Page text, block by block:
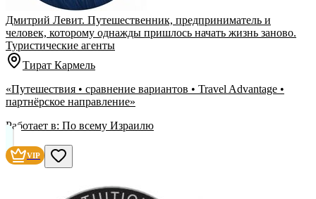
Дмитрий Левит. Путешественник, предприниматель и
человек, которому однажды пришлось начать жизнь заново.
Туристические агенты
Тират Кармель
«Путешествия • сравнение вариантов • Travel Advantage •
партнёрское направление»
Работает в: По всему Израилю
VIP